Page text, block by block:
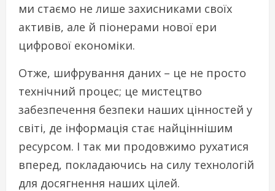
ми стаємо не лише захисниками своїх
активів, але й піонерами нової ери
цифрової економіки.
Отже, шифрування даних – це не просто
технічний процес; це мистецтво
забезпечення безпеки наших цінностей у
світі, де інформація стає найціннішим
ресурсом. І так ми продовжимо рухатися
вперед, покладаючись на силу технологій
для досягнення наших цілей.